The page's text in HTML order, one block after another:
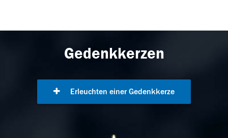
Gedenkkerzen
Erleuchten einer Gedenkkerze